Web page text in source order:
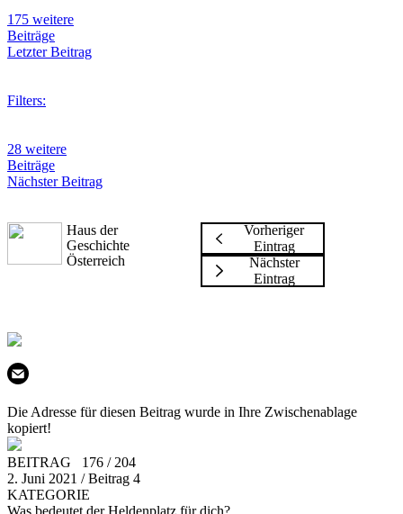
175 weitere
Beiträge
Letzter Beitrag
Filters:
28 weitere
Beiträge
Nächster Beitrag
Haus der
Geschichte
Österreich
Vorheriger
Eintrag
Nächster
Eintrag
Die Adresse für diesen Beitrag wurde in Ihre Zwischenablage
kopiert!
BEITRAG 176 / 204
2. Juni 2021 / Beitrag 4
KATEGORIE
Was bedeutet der Heldenplatz für dich?